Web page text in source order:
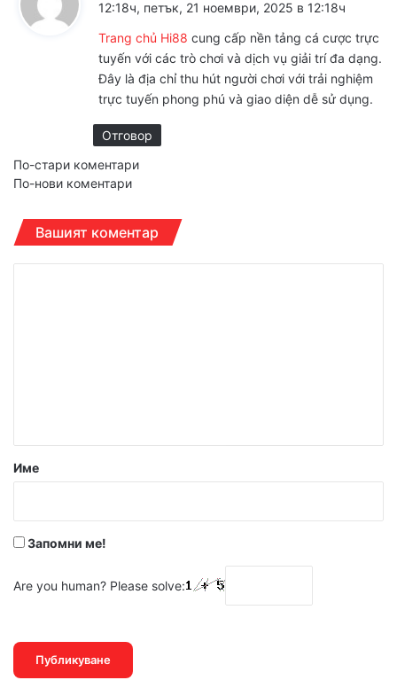
а
:
12:18ч, петък, 21 ноември, 2025 в 12:18ч
Trang chủ Hi88 cung cấp nền tảng cá cược trực
tuyến với các trò chơi và dịch vụ giải trí đa dạng.
Đây là địa chỉ thu hút người chơi với trải nghiệm
trực tuyến phong phú và giao diện dễ sử dụng.
Отговор
Навигация
коментарите
По-стари коментари
По-нови коментари
Вашият коментар
р
Име
Запомни ме!
Are you human? Please solve: